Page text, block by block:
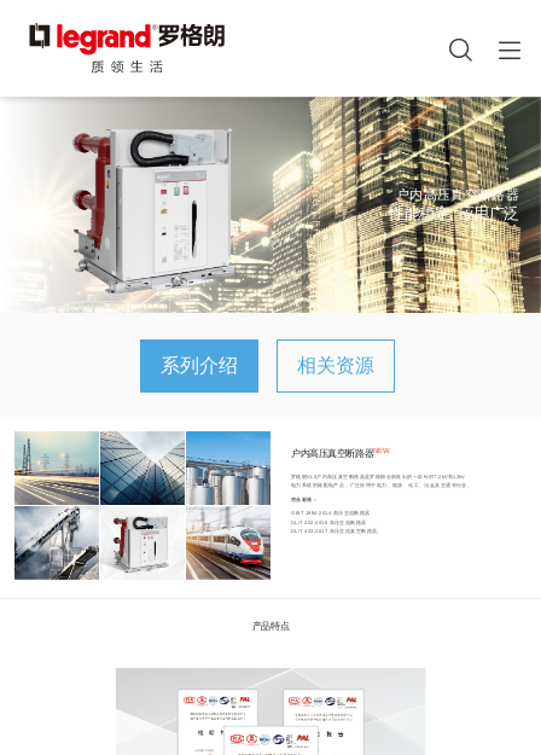
到
主
要
内
容
像
户内高压真空断路器
性能稳定 应用广泛
系列介绍 相关资源
户内高压真空断路器NEW
罗格朗VL3户内高压真空断路器是罗格朗全新推出的一款针对7.2kV和12kV
电力系统的输配电产品，广泛应用于电力、能源、化工、冶金及交通等行业。
符合标准：
GB/T 1984-2014 高压交流断路器
DL/T 402-2016 高压交流断路器
DL/T 403-2017 高压交流真空断路器。
产品特点